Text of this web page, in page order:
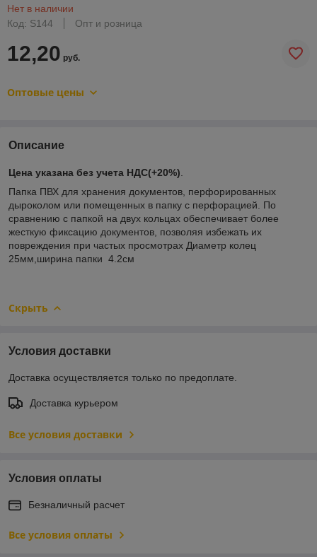
Нет в наличии
Код: S144
Опт и розница
12,20 руб.
Оптовые цены
Описание
Цена указана без учета НДС(+20%)
Папка ПВХ для хранения документов, перфорированных
дыроколом или помещенных в папку с перфорацией. По
сравнению с папкой на двух кольцах обеспечивает более
жесткую фиксацию документов, позволяя избежать их
повреждения при частых просмотрах Диаметр колец
25мм,ширина папки 4.2см
Скрыть
Условия доставки
Доставка осуществляется только по предоплате.
Доставка курьером
Все условия доставки
Условия оплаты
Безналичный расчет
Все условия оплаты